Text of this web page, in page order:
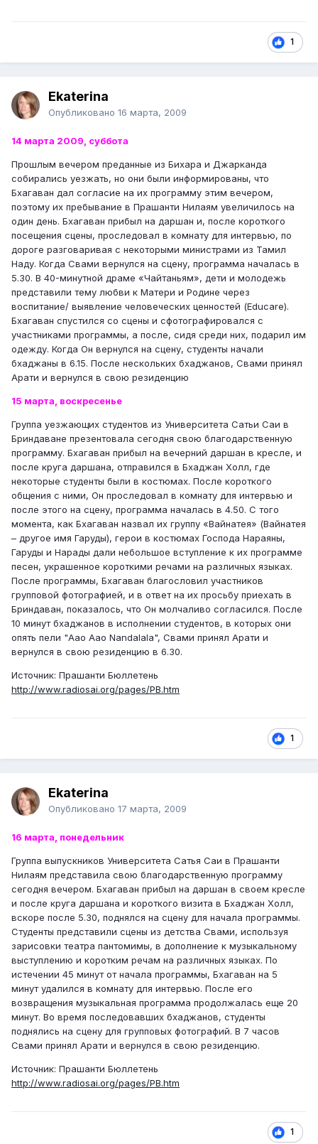
1
Ekaterina
Опубликовано 16 марта, 2009
14 марта 2009, суббота
Прошлым вечером преданные из Бихара и Джарканда
собирались уезжать, но они были информированы, что
Бхагаван дал согласие на их программу этим вечером,
поэтому их пребывание в Прашанти Нилаям увеличилось на
один день. Бхагаван прибыл на даршан и, после короткого
посещения сцены, проследовал в комнату для интервью, по
дороге разговаривая с некоторыми министрами из Тамил
Наду. Когда Свами вернулся на сцену, программа началась в
5.30. В 40-минутной драме «Чайтаньям», дети и молодежь
представили тему любви к Матери и Родине через
воспитание/ выявление человеческих ценностей (Educare).
Бхагаван спустился со сцены и сфотографировался с
участниками программы, а после, сидя среди них, подарил им
одежду. Когда Он вернулся на сцену, студенты начали
бхаджаны в 6.15. После нескольких бхаджанов, Свами принял
Арати и вернулся в свою резиденцию
15 марта, воскресенье
Группа уезжающих студентов из Университета Сатьи Саи в
Бриндаване презентовала сегодня свою благодарственную
программу. Бхагаван прибыл на вечерний даршан в кресле, и
после круга даршана, отправился в Бхаджан Холл, где
некоторые студенты были в костюмах. После короткого
общения с ними, Он проследовал в комнату для интервью и
после этого на сцену, программа началась в 4.50. С того
момента, как Бхагаван назвал их группу «Вайнатея» (Вайнатея
– другое имя Гаруды), герои в костюмах Господа Нараяны,
Гаруды и Нарады дали небольшое вступление к их программе
песен, украшенное короткими речами на различных языках.
После программы, Бхагаван благословил участников
групповой фотографией, и в ответ на их просьбу приехать в
Бриндаван, показалось, что Он молчаливо согласился. После
10 минут бхаджанов в исполнении студентов, в которых они
опять пели "Aao Aao Nandalala", Свами принял Арати и
вернулся в свою резиденцию в 6.30.
Источник: Прашанти Бюллетень
http://www.radiosai.org/pages/PB.htm
1
Ekaterina
Опубликовано 17 марта, 2009
16 марта, понедельник
Группа выпускников Университета Сатья Саи в Прашанти
Нилаям представила свою благодарственную программу
сегодня вечером. Бхагаван прибыл на даршан в своем кресле
и после круга даршана и короткого визита в Бхаджан Холл,
вскоре после 5.30, поднялся на сцену для начала программы.
Студенты представили сцены из детства Свами, используя
зарисовки театра пантомимы, в дополнение к музыкальному
выступлению и коротким речам на различных языках. По
истечении 45 минут от начала программы, Бхагаван на 5
минут удалился в комнату для интервью. После его
возвращения музыкальная программа продолжалась еще 20
минут. Во время последовавших бхаджанов, студенты
поднялись на сцену для групповых фотографий. В 7 часов
Свами принял Арати и вернулся в свою резиденцию.
Источник: Прашанти Бюллетень
http://www.radiosai.org/pages/PB.htm
1